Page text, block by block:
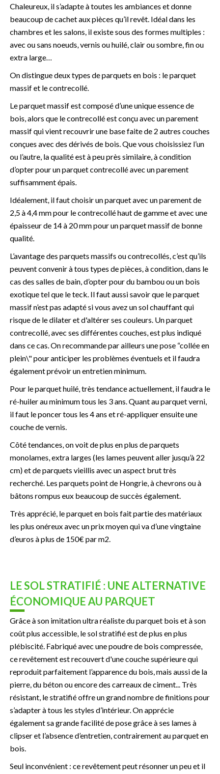
Chaleureux, il s’adapte à toutes les ambiances et donne
beaucoup de cachet aux pièces qu’il revêt. Idéal dans les
chambres et les salons, il existe sous des formes multiples :
avec ou sans noeuds, vernis ou huilé, clair ou sombre, fin ou
extra large…
On distingue deux types de parquets en bois : le parquet
massif et le contrecollé.
Le parquet massif est composé d’une unique essence de
bois, alors que le contrecollé est conçu avec un parement
massif qui vient recouvrir une base faite de 2 autres couches
conçues avec des dérivés de bois. Que vous choisissiez l’un
ou l’autre, la qualité est à peu près similaire, à condition
d’opter pour un parquet contrecollé avec un parement
suffisamment épais.
Idéalement, il faut choisir un parquet avec un parement de
2,5 à 4,4 mm pour le contrecollé haut de gamme et avec une
épaisseur de 14 à 20 mm pour un parquet massif de bonne
qualité.
L’avantage des parquets massifs ou contrecollés, c’est qu’ils
peuvent convenir à tous types de pièces, à condition, dans le
cas des salles de bain, d’opter pour du bambou ou un bois
exotique tel que le teck. Il faut aussi savoir que le parquet
massif n’est pas adapté si vous avez un sol chauffant qui
risque de le dilater et d'altérer ses couleurs. Un parquet
contrecollé, avec ses différentes couches, est plus indiqué
dans ce cas. On recommande par ailleurs une pose “collée en
plein\" pour anticiper les problèmes éventuels et il faudra
également prévoir un entretien minimum.
Pour le parquet huilé, très tendance actuellement, il faudra le
ré-huiler au minimum tous les 3 ans. Quant au parquet verni,
il faut le poncer tous les 4 ans et ré-appliquer ensuite une
couche de vernis.
Côté tendances, on voit de plus en plus de parquets
monolames, extra larges (les lames peuvent aller jusqu’à 22
cm) et de parquets vieillis avec un aspect brut très
recherché. Les parquets point de Hongrie, à chevrons ou à
bâtons rompus eux beaucoup de succès également.
Très apprécié, le parquet en bois fait partie des matériaux
les plus onéreux avec un prix moyen qui va d’une vingtaine
d’euros à plus de 150€ par m2.
LE SOL STRATIFIÉ : UNE ALTERNATIVE
ÉCONOMIQUE AU PARQUET
Grâce à son imitation ultra réaliste du parquet bois et à son
coût plus accessible, le sol stratifié est de plus en plus
plébiscité. Fabriqué avec une poudre de bois compressée,
ce revêtement est recouvert d'une couche supérieure qui
reproduit parfaitement l’apparence du bois, mais aussi de la
pierre, du béton ou encore des carreaux de ciment... Très
résistant, le stratifié offre un grand nombre de finitions pour
s’adapter à tous les styles d’intérieur. On apprécie
également sa grande facilité de pose grâce à ses lames à
clipser et l’absence d’entretien, contrairement au parquet en
bois.
Seul inconvénient : ce revêtement peut résonner un peu et il